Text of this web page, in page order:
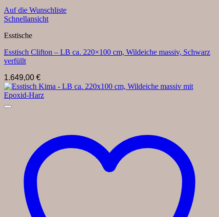
Auf die Wunschliste
Schnellansicht
Esstische
Esstisch Clifton – LB ca. 220×100 cm, Wildeiche massiv, Schwarz
verfüllt
1.649,00 €